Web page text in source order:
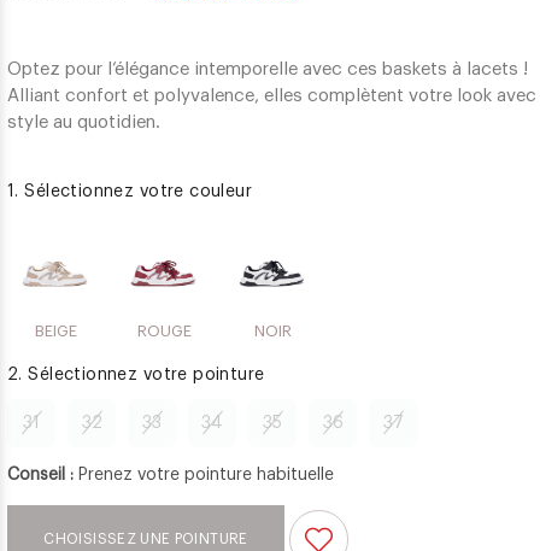
Optez pour l’élégance intemporelle avec ces baskets à lacets !
Alliant confort et polyvalence, elles complètent votre look avec
style au quotidien.
1. Sélectionnez votre couleur
BEIGE ROUGE NOIR
2. Sélectionnez votre pointure
31 32 33 34 35 36 37
Conseil : Prenez votre pointure habituelle
CHOISISSEZ UNE POINTURE